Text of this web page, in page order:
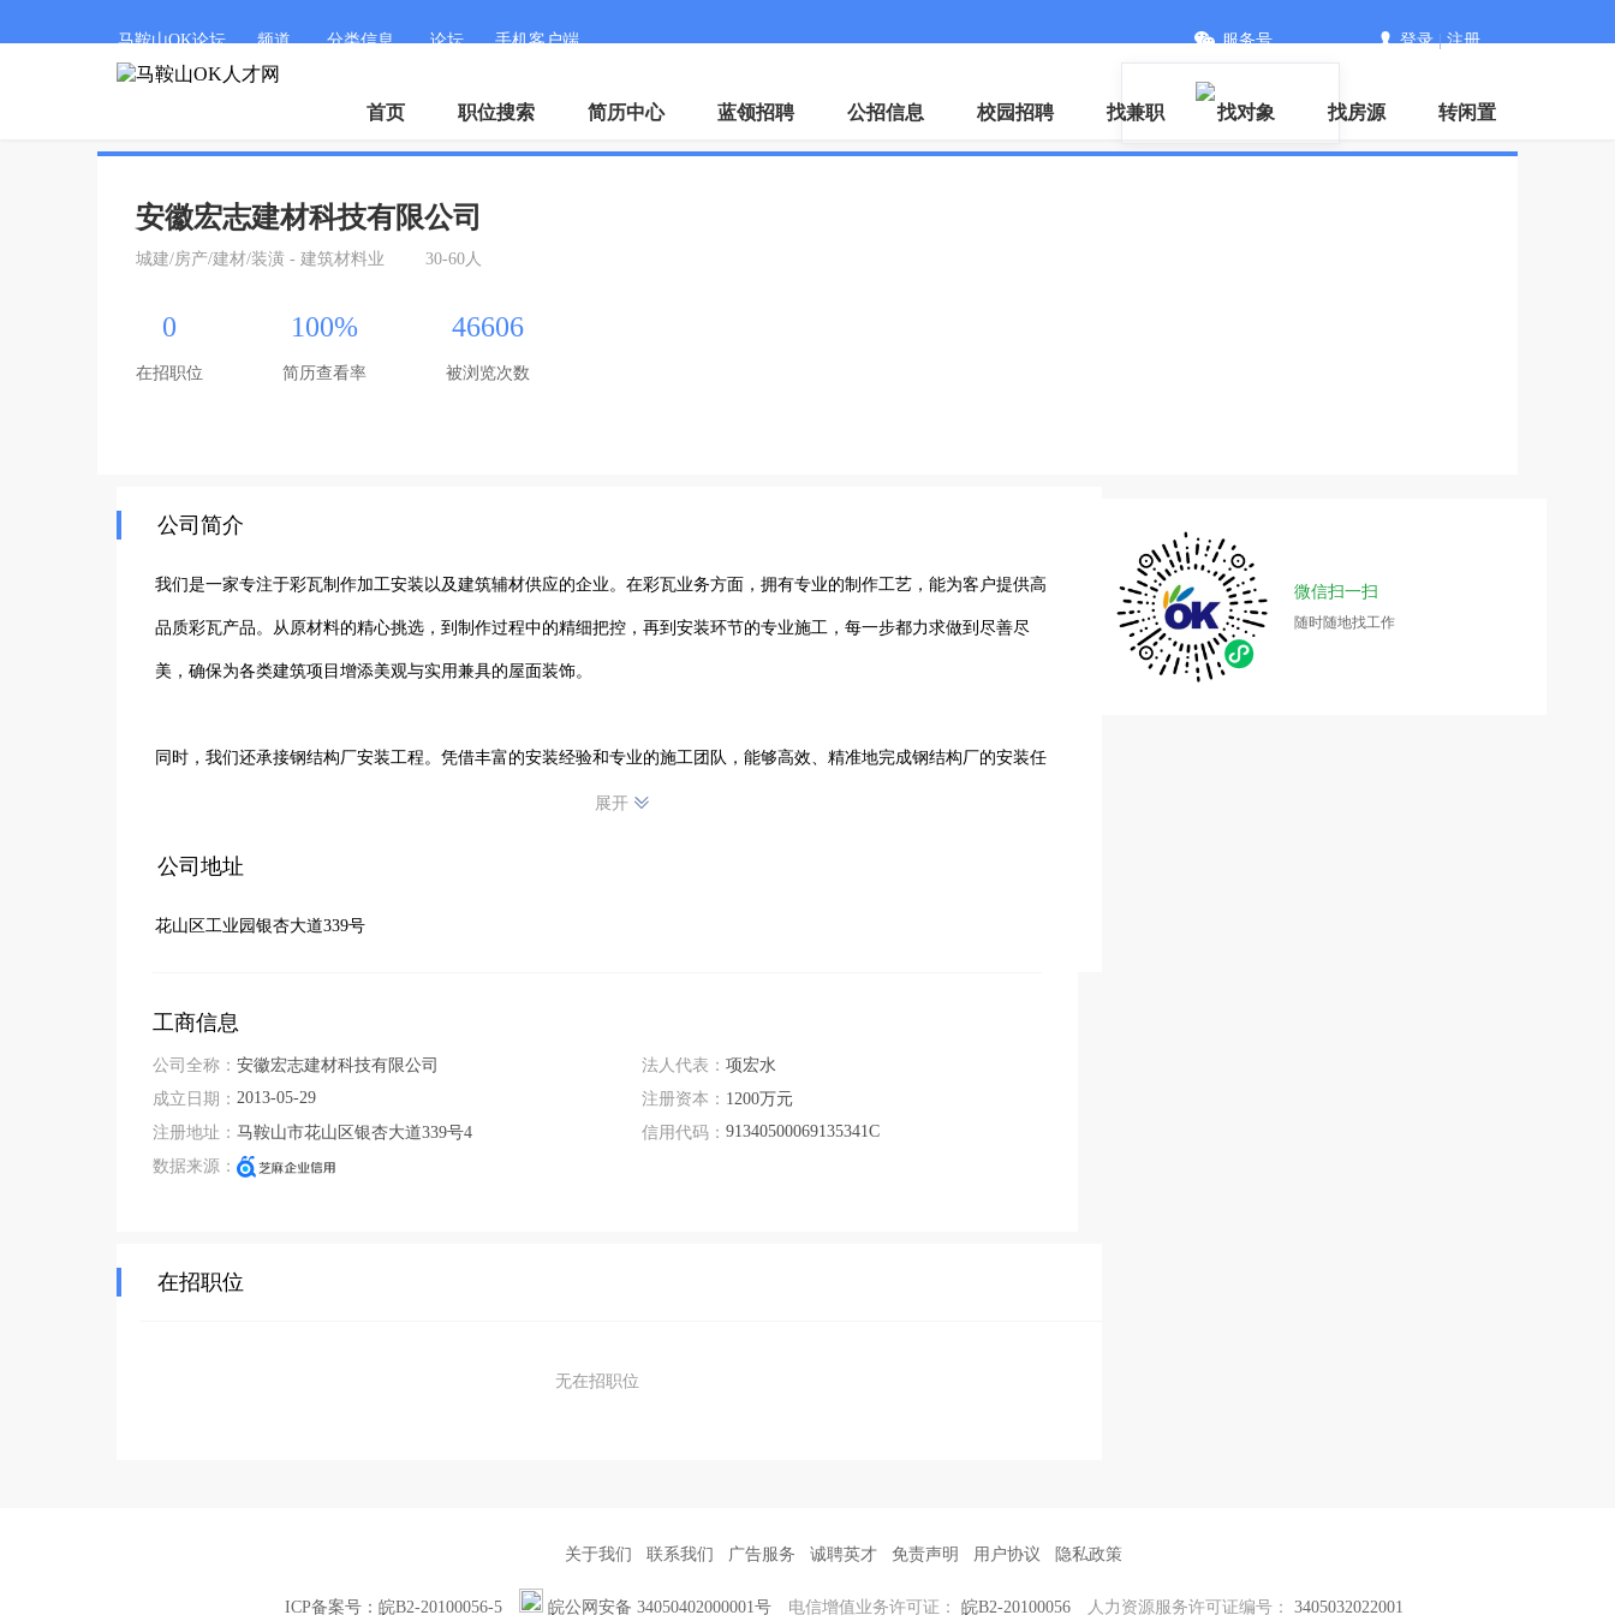
马鞍山OK论坛 频道 分类信息 论坛 手机客户端 服务号 登录|注册
首页 职位搜索 简历中心 蓝领招聘 公招信息 校园招聘 找兼职 找对象 找房源 转闲置
安徽宏志建材科技有限公司
城建/房产/建材/装潢 - 建筑材料业 30-60人
0
在招职位
100%
简历查看率
46606
被浏览次数
公司简介
我们是一家专注于彩瓦制作加工安装以及建筑辅材供应的企业。在彩瓦业务方面，拥有专业的制作工艺，能为客户提供高
品质彩瓦产品。从原材料的精心挑选，到制作过程中的精细把控，再到安装环节的专业施工，每一步都力求做到尽善尽
美，确保为各类建筑项目增添美观与实用兼具的屋面装饰。
同时，我们还承接钢结构厂安装工程。凭借丰富的安装经验和专业的施工团队，能够高效、精准地完成钢结构厂的安装任
的各种需求，与客户携手打造更多优质工程。
展开
公司地址
花山区工业园银杏大道339号
工商信息
公司全称： 安徽宏志建材科技有限公司
成立日期： 2013-05-29
注册地址： 马鞍山市花山区银杏大道339号4
数据来源：
法人代表： 项宏水
注册资本： 1200万元
信用代码： 91340500069135341C
在招职位
无在招职位
微信扫一扫
随时随地找工作
关于我们 联系我们 广告服务 诚聘英才 免责声明 用户协议 隐私政策
ICP备案号：皖B2-20100056-5 皖公网安备 34050402000001号 电信增值业务许可证： 皖B2-20100056 人力资源服务许可证编号： 3405032022001